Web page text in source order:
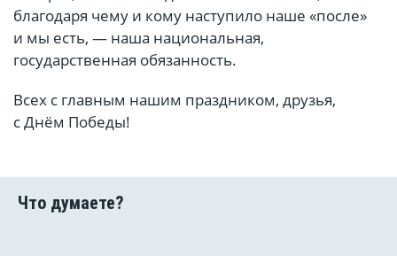
благодаря чему и кому наступило наше «после»
и мы есть, — наша национальная,
государственная обязанность.
Всех с главным нашим праздником, друзья,
с Днём Победы!